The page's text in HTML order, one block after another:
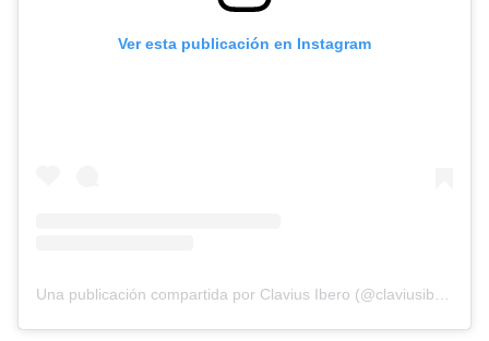
Ver esta publicación en Instagram
Una publicación compartida por Clavius Ibero (@claviusibero)